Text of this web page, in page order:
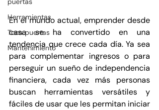
Herramientas
Toca puertas
Mantenimiento
En el mundo actual, emprender desde
casa se ha convertido en una
tendencia que crece cada día. Ya sea
para complementar ingresos o para
perseguir un sueño de independencia
financiera, cada vez más personas
buscan herramientas versátiles y
fáciles de usar que les permitan iniciar